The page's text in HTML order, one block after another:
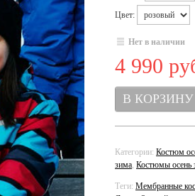
Цвет:
Нет в наличии
4 990
Категории: Костюм
зима, Костюмы осень
Теги: Мембранные